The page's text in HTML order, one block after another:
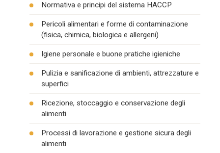
Normativa e principi del sistema HACCP
Pericoli alimentari e forme di contaminazione
(fisica, chimica, biologica e allergeni)
Igiene personale e buone pratiche igieniche
Pulizia e sanificazione di ambienti, attrezzature e
superfici
Ricezione, stoccaggio e conservazione degli
alimenti
Processi di lavorazione e gestione sicura degli
alimenti